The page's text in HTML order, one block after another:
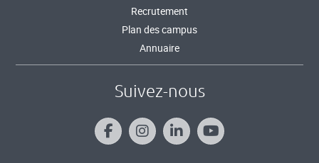
Recrutement
Plan des campus
Annuaire
Suivez-nous